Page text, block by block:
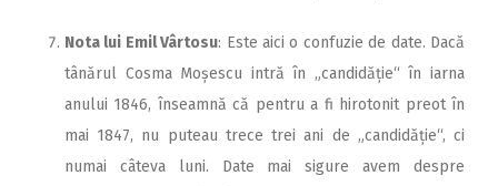
Nota lui Emil Vârtosu: Este aici o confuzie de date. Dacă
tânărul Cosma Moșescu intră în „candidăție“ în iarna
anului 1846, înseamnă că pentru a fi hirotonit preot în
mai 1847, nu puteau trece trei ani de „candidăție“, ci
numai câteva luni. Date mai sigure avem despre